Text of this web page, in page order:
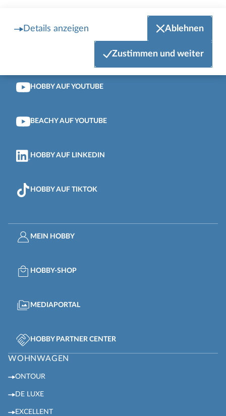
Details anzeigen Ablehnen
Zustimmen und weiter
HOBBY AUSBILDUNG AUF INSTAGRAM
BEACHY AUF INSTAGRAM
HOBBY AUF YOUTUBE
BEACHY AUF YOUTUBE
HOBBY AUF LINKEDIN
HOBBY AUF TIKTOK
MEIN HOBBY
HOBBY-SHOP
MEDIAPORTAL
HOBBY PARTNER CENTER
WOHNWAGEN
ONTOUR
DE LUXE
EXCELLENT